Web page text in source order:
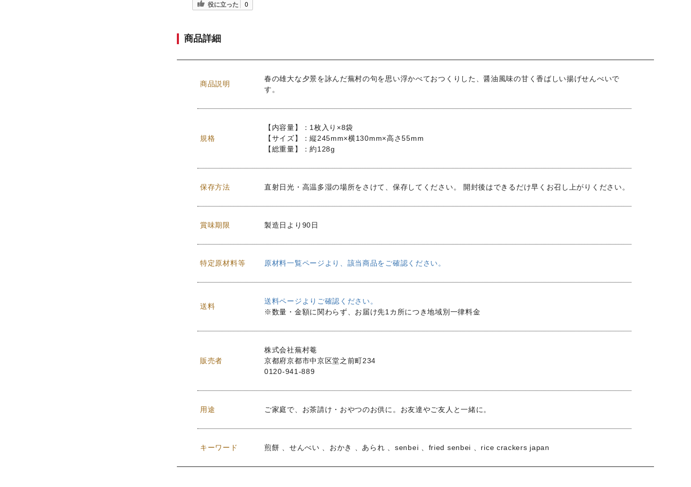
役に立った 0
商品詳細
商品説明
春の雄大な夕景を詠んだ蕪村の句を思い浮かべておつくりした、醤油風味の甘く香ばしい揚げせんべいで
す。
規格
【内容量】：1枚入り×8袋
【サイズ】：縦245mm×横130mm×高さ55mm
【総重量】：約128g
保存方法 直射日光・高温多湿の場所をさけて、保存してください。 開封後はできるだけ早くお召し上がりください。
賞味期限 製造日より90日
特定原材料等 原材料一覧ページより、該当商品をご確認ください。
送料
送料ページよりご確認ください。
※数量・金額に関わらず、お届け先1カ所につき地域別一律料金
販売者
株式会社蕪村菴
京都府京都市中京区堂之前町234
0120-941-889
用途 ご家庭で、お茶請け・おやつのお供に。お友達やご友人と一緒に。
キーワード 煎餅 、せんべい 、おかき 、あられ 、senbei 、fried senbei 、rice crackers japan